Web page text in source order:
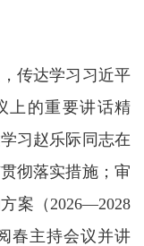
传达学习习近平
上的重要讲话精
习赵乐际同志在
彻落实措施；审
案（2026—2028
春主持会议并讲